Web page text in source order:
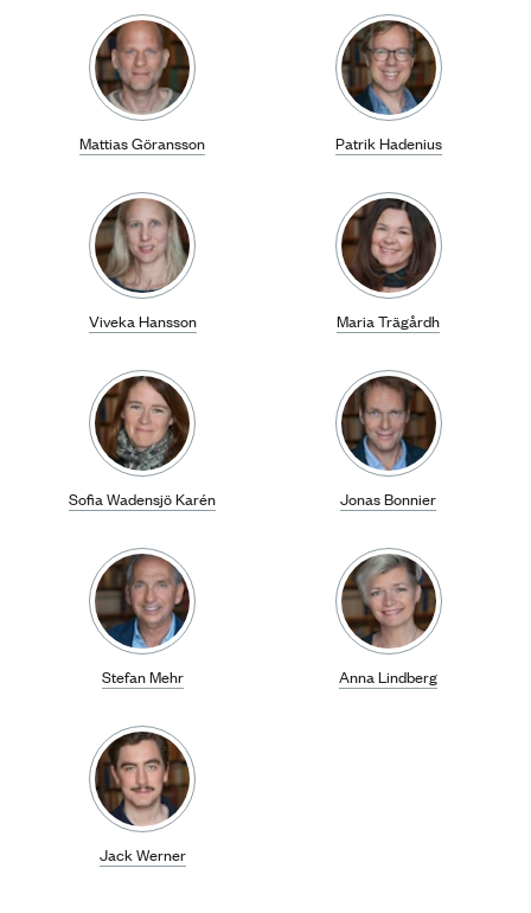
Mattias Göransson Patrik Hadenius
Viveka Hansson Maria Trägårdh
Sofia Wadensjö Karén Jonas Bonnier
Stefan Mehr Anna Lindberg
Jack Werner